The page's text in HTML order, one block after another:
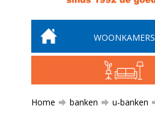
WOONKAMERS
Home banken u-banken